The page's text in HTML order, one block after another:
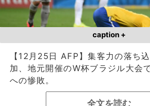
caption +
【12月25日 AFP】集客力の落ち
加、地元開催のW杯ブラジル大会
への惨敗。
全文を読む